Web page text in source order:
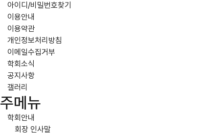
아이디/비밀번호찾기
이용안내
이용약관
개인정보처리방침
이메일수집거부
학회소식
공지사항
갤러리
주메뉴
학회안내
회장 인사말